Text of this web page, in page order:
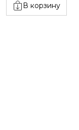
В корзину